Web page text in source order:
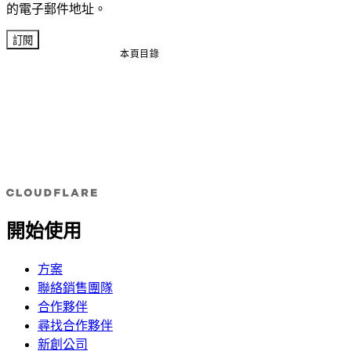
本頁目錄
的電子郵件地址。
訂閱
開始使用
方案
聯絡銷售團隊
合作夥伴
尋找合作夥伴
新創公司